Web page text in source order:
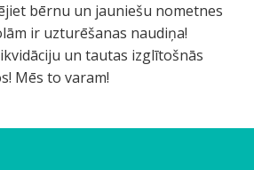
bērnu un jauniešu nometnes
ir uzturēšanas naudiņa!
un tautas izglītošnās
Mēs to varam!